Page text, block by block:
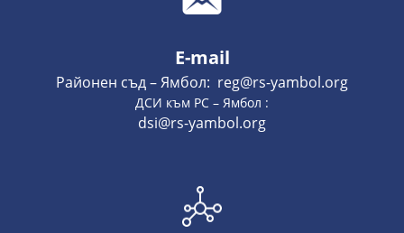
E-mail
Районен съд – Ямбол: reg@rs-yambol.org
ДСИ към РС – Ямбол :
dsi@rs-yambol.org